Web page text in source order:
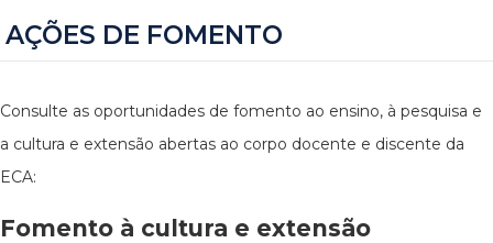
AÇÕES DE FOMENTO
Consulte as oportunidades de fomento ao ensino, à pesquisa e
a cultura e extensão abertas ao corpo docente e discente da
ECA:
Fomento à cultura e extensão